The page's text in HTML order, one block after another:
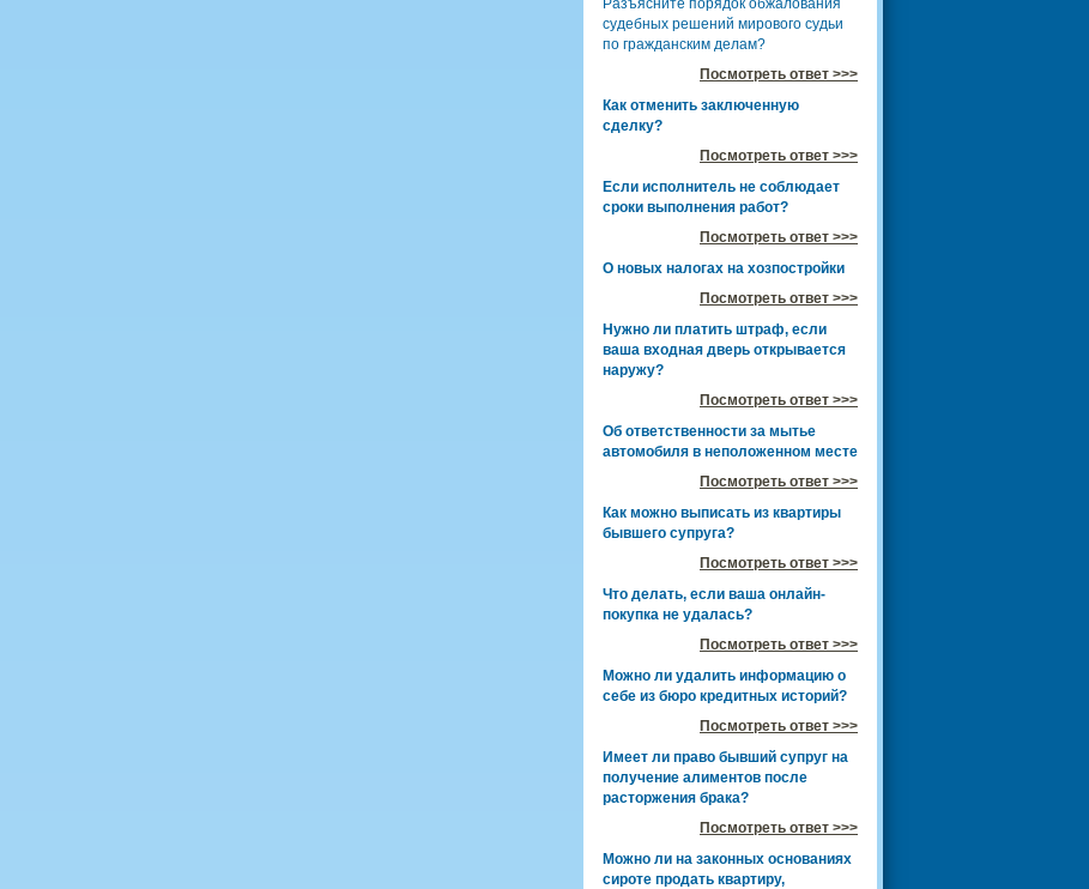
судебных решений мирового судьи
по гражданским делам?
Посмотреть ответ >>>
Как отменить заключенную
сделку?
Посмотреть ответ >>>
Если исполнитель не соблюдает
сроки выполнения работ?
Посмотреть ответ >>>
О новых налогах на хозпостройки
Посмотреть ответ >>>
Нужно ли платить штраф, если
ваша входная дверь открывается
наружу?
Посмотреть ответ >>>
Об ответственности за мытье
автомобиля в неположенном месте
Посмотреть ответ >>>
Как можно выписать из квартиры
бывшего супруга?
Посмотреть ответ >>>
Что делать, если ваша онлайн-
покупка не удалась?
Посмотреть ответ >>>
Можно ли удалить информацию о
себе из бюро кредитных историй?
Посмотреть ответ >>>
Имеет ли право бывший супруг на
получение алиментов после
расторжения брака?
Посмотреть ответ >>>
Можно ли на законных основаниях
сироте продать квартиру,